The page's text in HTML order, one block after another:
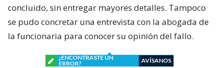
concluido, sin entregar mayores detalles. Tampoco
se pudo concretar una entrevista con la abogada de
la funcionaria para conocer su opinión del fallo.
¿ENCONTRASTE UN
ERROR?
AVÍSANOS